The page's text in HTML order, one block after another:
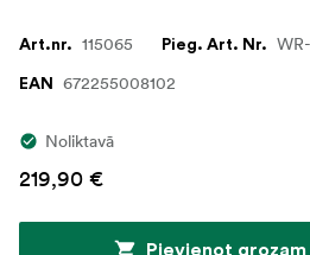
Art.nr. 115065 Pieg. Art. Nr.
EAN 672255008102
Noliktavā
219,90 €
Pievienot grozam